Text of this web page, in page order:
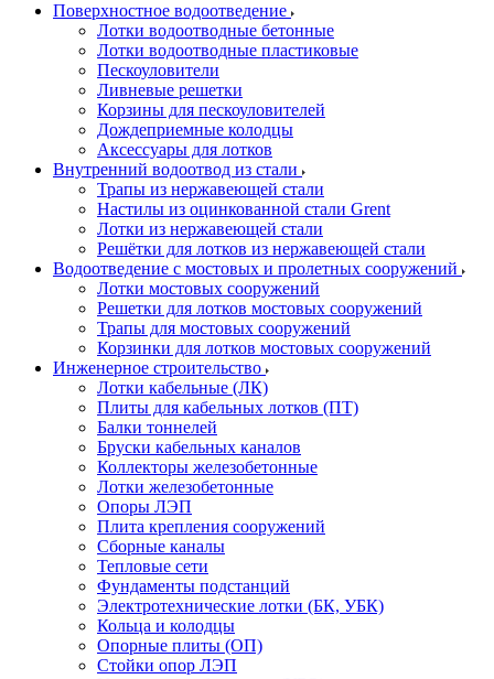
Поверхностное водоотведение
Лотки водоотводные бетонные
Лотки водоотводные пластиковые
Пескоуловители
Ливневые решетки
Корзины для пескоуловителей
Дождеприемные колодцы
Аксессуары для лотков
Внутренний водоотвод из стали
Трапы из нержавеющей стали
Настилы из оцинкованной стали Grent
Лотки из нержавеющей стали
Решётки для лотков из нержавеющей стали
Водоотведение с мостовых и пролетных сооружений
Лотки мостовых сооружений
Решетки для лотков мостовых сооружений
Трапы для мостовых сооружений
Корзинки для лотков мостовых сооружений
Инженерное строительство
Лотки кабельные (ЛК)
Плиты для кабельных лотков (ПТ)
Балки тоннелей
Бруски кабельных каналов
Коллекторы железобетонные
Лотки железобетонные
Опоры ЛЭП
Плита крепления сооружений
Сборные каналы
Тепловые сети
Фундаменты подстанций
Электротехнические лотки (БК, УБК)
Кольца и колодцы
Опорные плиты (ОП)
Стойки опор ЛЭП